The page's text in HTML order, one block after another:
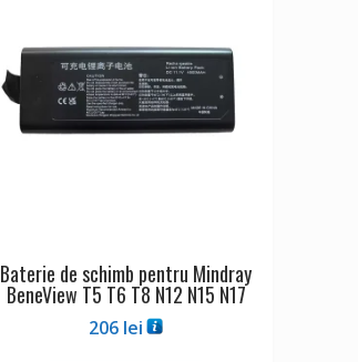
Baterie de schimb pentru Mindray
BeneView T5 T6 T8 N12 N15 N17
206 lei